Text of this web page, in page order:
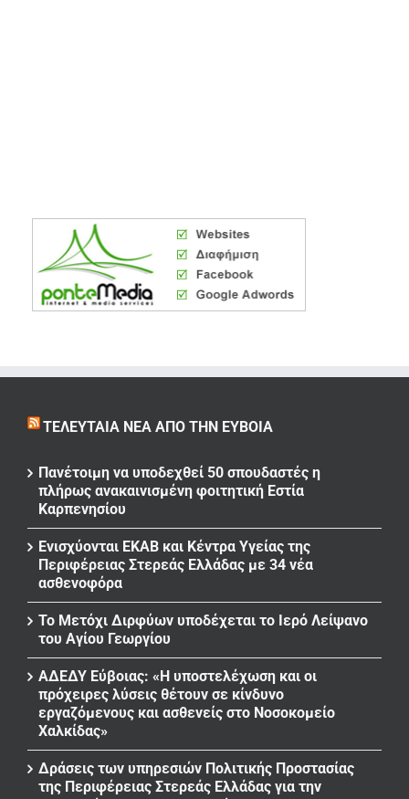
ΤΕΛΕΥΤΑΊΑ ΝΈΑ ΑΠΌ ΤΗΝ ΕΎΒΟΙΑ
Πανέτοιμη να υποδεχθεί 50 σπουδαστές η
πλήρως ανακαινισμένη φοιτητική Εστία
Καρπενησίου
Ενισχύονται ΕΚΑΒ και Κέντρα Υγείας της
Περιφέρειας Στερεάς Ελλάδας με 34 νέα
ασθενοφόρα
Το Μετόχι Διρφύων υποδέχεται το Ιερό Λείψανο
του Αγίου Γεωργίου
ΑΔΕΔΥ Εύβοιας: «Η υποστελέχωση και οι
πρόχειρες λύσεις θέτουν σε κίνδυνο
εργαζόμενους και ασθενείς στο Νοσοκομείο
Χαλκίδας»
Δράσεις των υπηρεσιών Πολιτικής Προστασίας
της Περιφέρειας Στερεάς Ελλάδας για την